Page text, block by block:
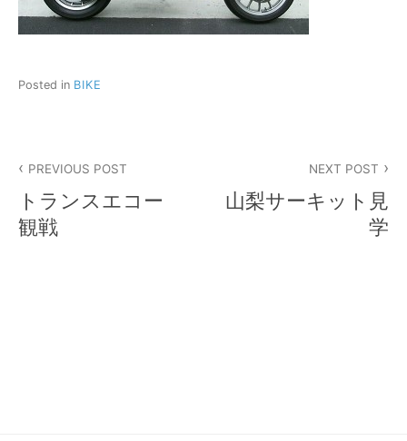
Posted in BIKE
稿
ナ
PREVIOUS POST
トランスエコー
観戦
NEXT POST
山梨サーキット見
学